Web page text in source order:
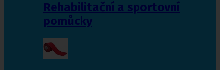
Rehabilitační a sportovní
pomůcky